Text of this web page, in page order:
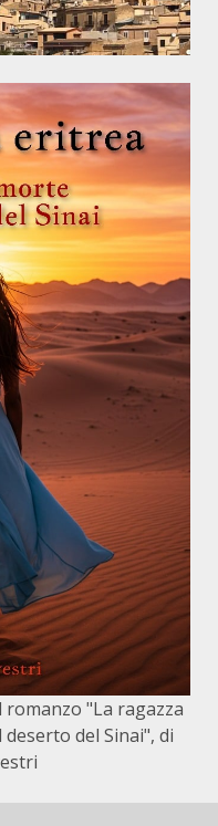
"La ragazza
del Sinai", di